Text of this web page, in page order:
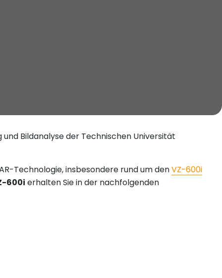
Bildanalyse der Technischen Universität
Technologie, insbesondere rund um denVZ-600i
600i erhalten Sie in der nachfolgenden